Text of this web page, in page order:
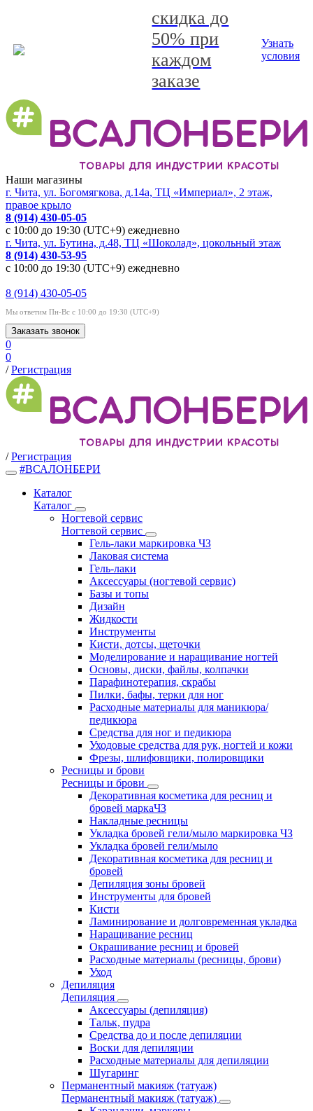
скидка до
50% при
каждом
заказе
Узнать
условия
Наши магазины
г. Чита, ул. Богомягкова, д.14а, ТЦ «Империал», 2 этаж,
правое крыло
8 (914) 430-05-05
с 10:00 до 19:30 (UTC+9) ежедневно
г. Чита, ул. Бутина, д.48, ТЦ «Шоколад», цокольный этаж
8 (914) 430-53-95
с 10:00 до 19:30 (UTC+9) ежедневно
8 (914) 430-05-05
Мы ответим Пн-Вс с 10:00 до 19:30 (UTC+9)
Заказать звонок
0
0
/ Регистрация
/ Регистрация
#ВСАЛОНБЕРИ
Каталог
Каталог
Ногтевой сервис
Ногтевой сервис
Гель-лаки маркировка ЧЗ
Лаковая система
Гель-лаки
Аксессуары (ногтевой сервис)
Базы и топы
Дизайн
Жидкости
Инструменты
Кисти, дотсы, щеточки
Моделирование и наращивание ногтей
Основы, диски, файлы, колпачки
Парафинотерапия, скрабы
Пилки, бафы, терки для ног
Расходные материалы для маникюра/
педикюра
Средства для ног и педикюра
Уходовые средства для рук, ногтей и кожи
Фрезы, шлифовщики, полировщики
Ресницы и брови
Ресницы и брови
Декоративная косметика для ресниц и
бровей маркаЧЗ
Накладные ресницы
Укладка бровей гели/мыло маркировка ЧЗ
Укладка бровей гели/мыло
Декоративная косметика для ресниц и
бровей
Депиляция зоны бровей
Инструменты для бровей
Кисти
Ламинирование и долговременная укладка
Наращивание ресниц
Окрашивание ресниц и бровей
Расходные материалы (ресницы, брови)
Уход
Депиляция
Депиляция
Аксессуары (депиляция)
Тальк, пудра
Средства до и после депиляции
Воски для депиляции
Расходные материалы для депиляции
Шугаринг
Перманентный макияж (татуаж)
Перманентный макияж (татуаж)